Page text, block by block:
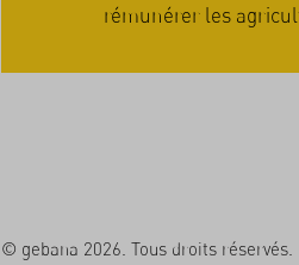
sera récompensée
© gebana 2026. Tous droits réservés.